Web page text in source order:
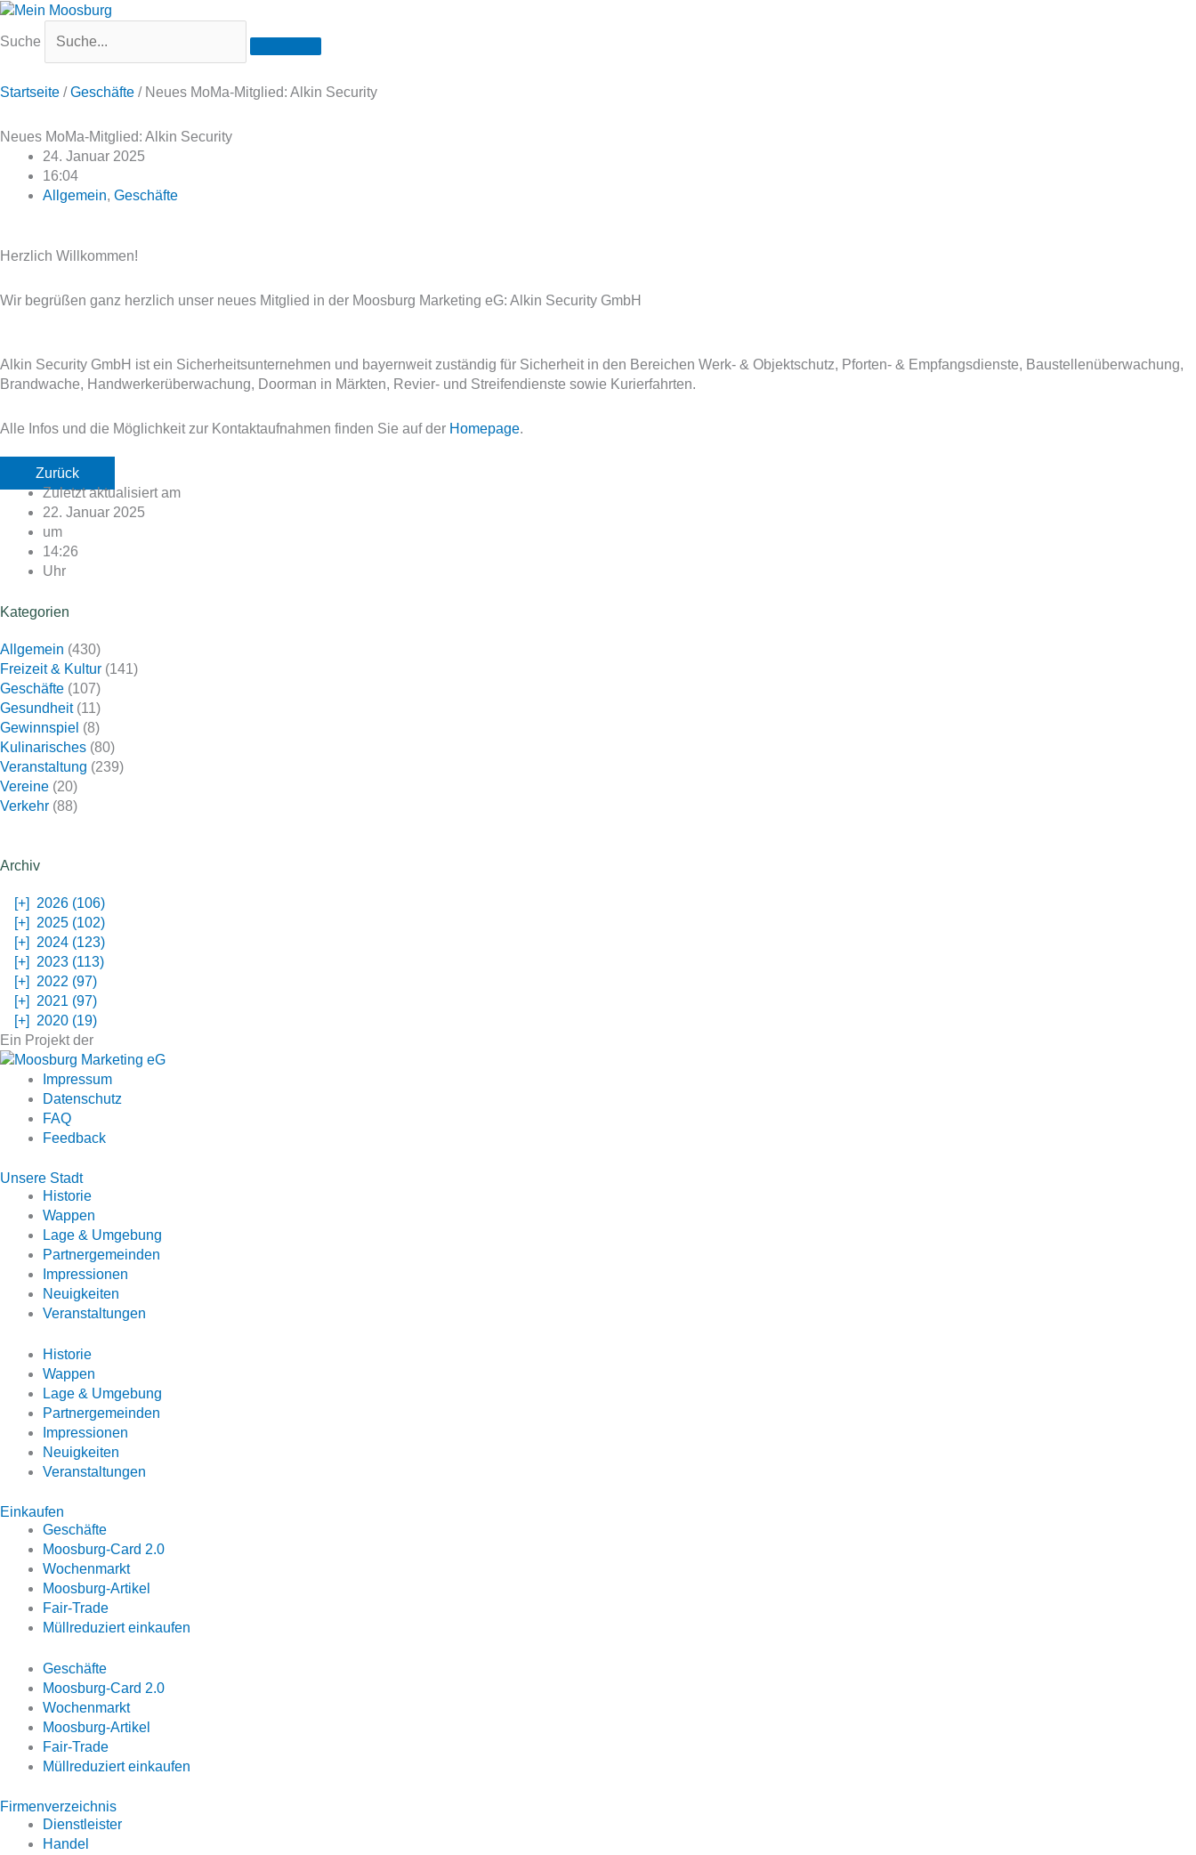
Suche
Startseite /Geschäfte / Neues MoMa-Mitglied: Alkin Security
Neues MoMa-Mitglied: Alkin Security
24. Januar 2025
16:04
Allgemein, Geschäfte
Herzlich Willkommen!
Wir begrüßen ganz herzlich unser neues Mitglied in der Moosburg Marketing eG: Alkin Security GmbH
Alkin Security GmbH ist ein Sicherheitsunternehmen und bayernweit zuständig für Sicherheit in den Bereichen Werk- & Objektschutz, Pforten- & Empfangsdienste, Baustellenüberwachung,
Brandwache, Handwerkerüberwachung, Doorman in Märkten, Revier- und Streifendienste sowie Kurierfahrten.
Alle Infos und die Möglichkeit zur Kontaktaufnahmen finden Sie auf der Homepage.
Zurück
Zuletzt aktualisiert am
22. Januar 2025
um
14:26
Uhr
Kategorien
Allgemein (430)
Freizeit & Kultur (141)
Geschäfte (107)
Gesundheit(11)
Gewinnspiel (8)
Kulinarisches (80)
Veranstaltung (239)
Vereine (20)
Verkehr (88)
Archiv
[+]
2026 (106)
[+]
2025 (102)
[+]
2024 (123)
[+]
2023 (113)
[+]
2022 (97)
[+]
2021 (97)
[+]
2020 (19)
Ein Projekt der
Impressum
Datenschutz
FAQ
Feedback
Unsere Stadt
Historie
Wappen
Lage & Umgebung
Partnergemeinden
Impressionen
Neuigkeiten
Veranstaltungen
Historie
Wappen
Lage & Umgebung
Partnergemeinden
Impressionen
Neuigkeiten
Veranstaltungen
Einkaufen
Geschäfte
Moosburg-Card 2.0
Wochenmarkt
Moosburg-Artikel
Fair-Trade
Müllreduziert einkaufen
Geschäfte
Moosburg-Card 2.0
Wochenmarkt
Moosburg-Artikel
Fair-Trade
Müllreduziert einkaufen
Firmenverzeichnis
Dienstleister
Handel